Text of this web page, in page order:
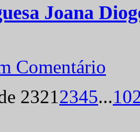
Joana
Comentário
23212345...10